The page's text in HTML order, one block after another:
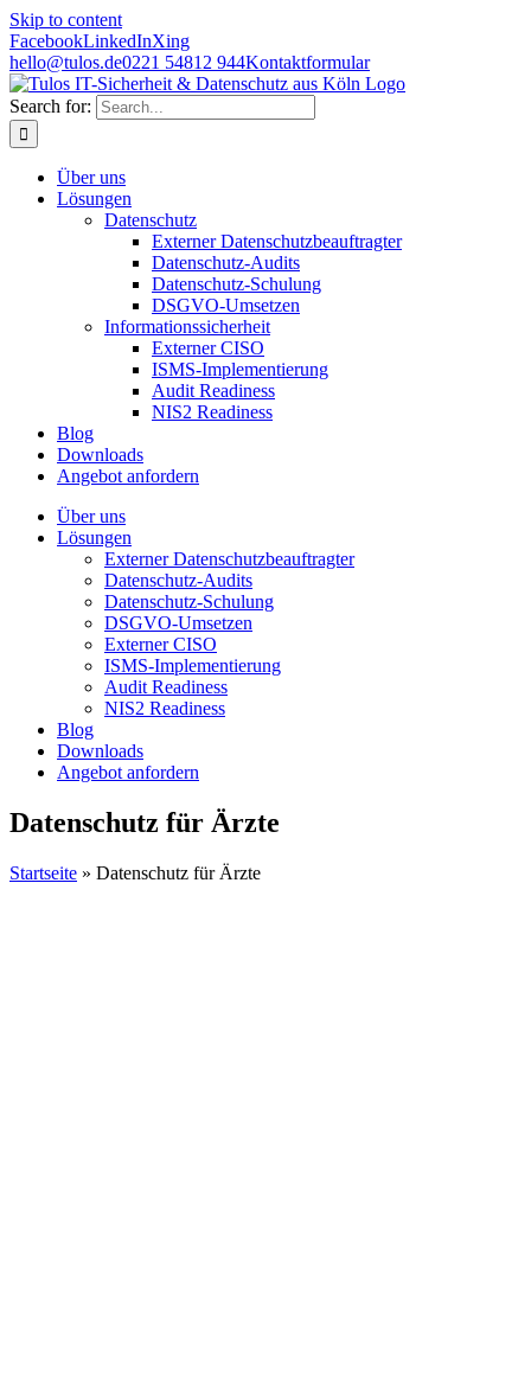
Skip to content
FacebookLinkedInXing
hello@tulos.de0221 54812 944Kontaktformular
Search for:
Über uns
Lösungen
Datenschutz
Externer Datenschutzbeauftragter
Datenschutz-Audits
Datenschutz-Schulung
DSGVO-Umsetzen
Informationssicherheit
Externer CISO
ISMS-Implementierung
Audit Readiness
NIS2 Readiness
Blog
Downloads
Angebot anfordern
Über uns
Lösungen
Externer Datenschutzbeauftragter
Datenschutz-Audits
Datenschutz-Schulung
DSGVO-Umsetzen
Externer CISO
ISMS-Implementierung
Audit Readiness
NIS2 Readiness
Blog
Downloads
Angebot anfordern
Datenschutz für Ärzte
Startseite » Datenschutz für Ärzte